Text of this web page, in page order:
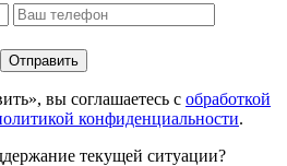
Отправить
вы соглашаетесь с обработкой
конфиденциальности.
текущей ситуации?